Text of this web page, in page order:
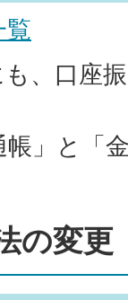
覧
、口座
」と「
の変更